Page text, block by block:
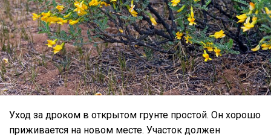
Уход за дроком в открытом грунте простой. Он хорошо
приживается на новом месте. Участок должен